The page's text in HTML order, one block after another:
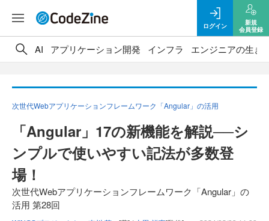
ログイン
新規
会員登録
AI アプリケーション開発 インフラ エンジニアの生き
次世代Webアプリケーションフレームワーク「Angular」の活用
「Angular」17の新機能を解説──シ
ンプルで使いやすい記法が多数登
場！
次世代Webアプリケーションフレームワーク「Angular」の
活用 第28回